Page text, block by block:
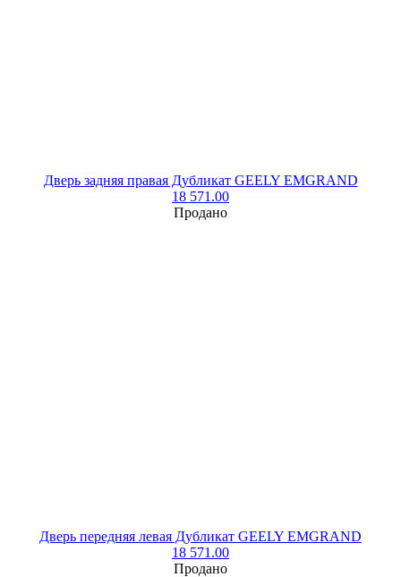
Дверь задняя правая Дубликат GEELY EMGRAND
18 571.00
Продано
Дверь передняя левая Дубликат GEELY EMGRAND
18 571.00
Продано